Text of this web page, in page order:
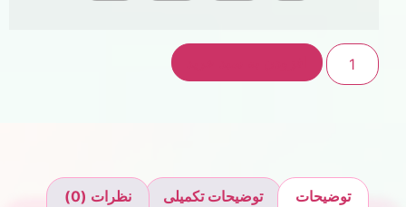
توضیحات توضیحات تکمیلی نظرات (0)